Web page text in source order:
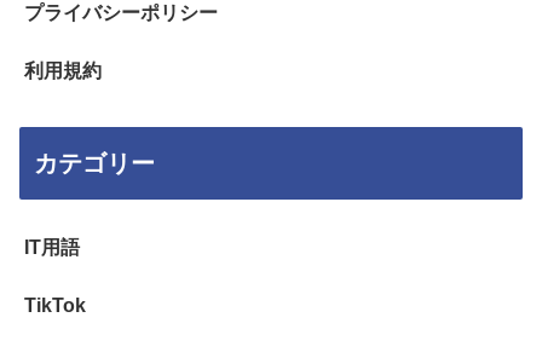
プライバシーポリシー
利用規約
カテゴリー
IT用語
TikTok